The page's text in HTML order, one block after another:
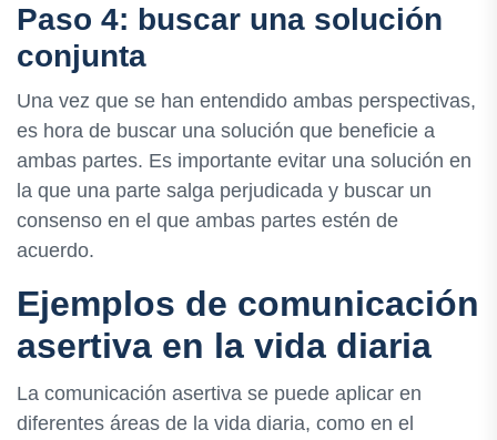
Paso 4: buscar una solución
conjunta
Una vez que se han entendido ambas perspectivas,
es hora de buscar una solución que beneficie a
ambas partes. Es importante evitar una solución en
la que una parte salga perjudicada y buscar un
consenso en el que ambas partes estén de
acuerdo.
Ejemplos de comunicación
asertiva en la vida diaria
La comunicación asertiva se puede aplicar en
diferentes áreas de la vida diaria, como en el